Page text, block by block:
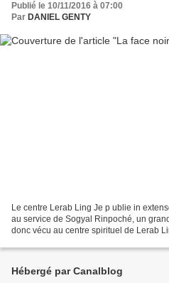
Publié le 10/11/2016 à 07:00
Par DANIEL GENTY
Le centre Lerab Ling Je p ublie in
au service de Sogyal Rinpoché, un
donc vécu au centre spirituel de Lerab
Hébergé par Canalblog